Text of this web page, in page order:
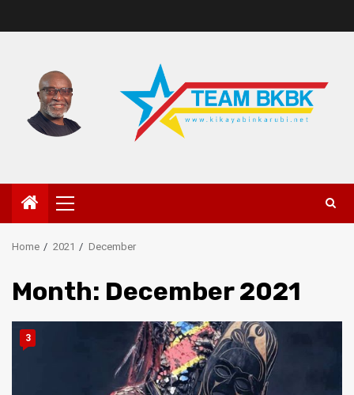
Home 2021 December
Month: December 2021
3